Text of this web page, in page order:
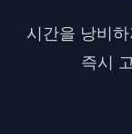
시간을 낭비
즉시